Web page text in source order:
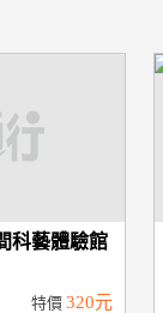
科藝體驗館
特價320元